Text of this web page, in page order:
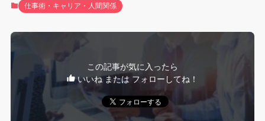
仕事術・キャリア・人間関係
この記事が気に入ったら
いいね または フォローしてね！